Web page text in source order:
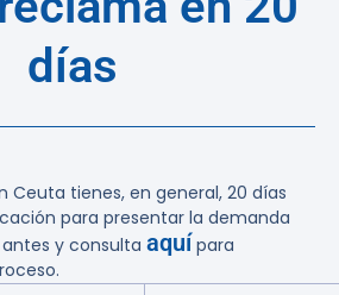
días
Ceuta tienes, en general, 20 días
para presentar la demanda
y consulta aquí para